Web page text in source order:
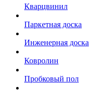
Кварцвинил
Паркетная доска
Инженерная доска
Ковролин
Пробковый пол